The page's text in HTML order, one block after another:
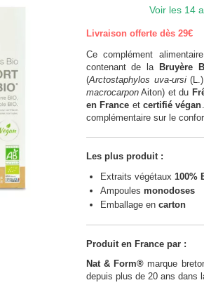
Voir les 14
Livraison offerte dès 29€
Ce complément
contenant de la Bruyère
(Arctostaphylos uva-ursi(L.)
macrocarponAiton) et du
en France etcertifié végan
complémentaire sur le
Les plus produit :
Extraits végétaux 100%
Ampoules monodoses
Emballage encarton
Produit en France par :
Nat & Form® marque
depuis plus de 20 ans dans